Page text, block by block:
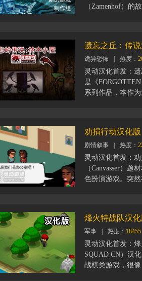
（Zamenhof）的
易，因为广阔的
两地，目前唯一
拖船。当船员被
会发生什么意想
游戏特色：
* 20-30分钟的解
* 传统与数字艺术
注：该游戏是一
长，喜欢解谜类玩
遗忘之丘：传
诡异恐怖 热度：
灵动汉化首发：
是《
系列作品，本作
乐和音效的完美
劝捐行动汉化版
剧情叙事 热度：
灵动汉化首发：
（Canvasser）题
色扮演游戏。突
负责为一个保护
钱。你要察言观色
象的信任度，越能
越多。每天都有
话也会被组织解
烽火特战队汉化
军事 热度： 18455
灵动汉化首发：
SQUAD CN）汉
战棋类游戏，很